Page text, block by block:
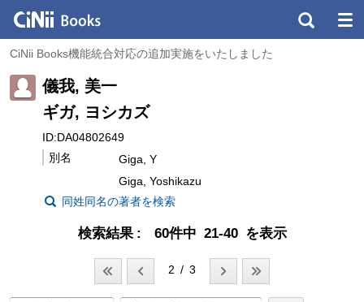
CiNii Books機能統合対応の追加実施をいたしました
儀我, 美一
ギガ, ヨシカズ
ID:DA04802649
別名
Giga, Y
Giga, Yoshikazu
同姓同名の著者を検索
検索結果 60件中 21-40 を表示
2 / 3